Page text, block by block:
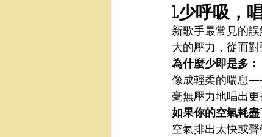
1.少呼吸，
新歌手最常見的
大的壓力，從而對
為什麼少即是多：
像成輕柔的喘息
毫無壓力地唱出更
如果你的空氣耗盡
空氣排出太快或